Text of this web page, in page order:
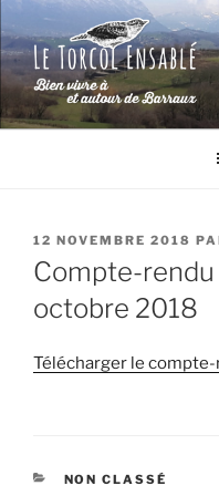
Aller
au
contenu
principal
LE TORCOL
Bien vivre à et autour de
PUBLIÉ
LE
12 NOVEMBRE 2018
Compte-rendu
octobre 2018
Télécharger le
CATÉGORIES
NON CLASSÉ